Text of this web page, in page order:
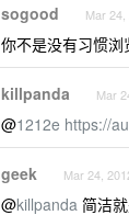
sogood Mar
你不是没有习惯浏
killpanda Mar
@1212e https://
geek Mar 24,
@killpanda 简洁